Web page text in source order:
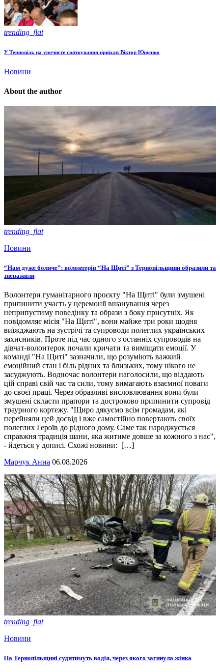
trending_flat
У Тернопіль на урочисте святкування приїхав Віктор Ющенко
Новини
About the author
trending_flat
Новини
“Нам дуже боляче”: волонтерів “На Щиті” з Тернопільщини образили та
зневажили
Волонтери гуманітарного проєкту "На Щиті" були змушені
припинити участь у церемонії вшанування через
неприпустиму поведінку та образи з боку присутніх. Як
повідомляє місія "На Щиті", вони майже три роки щодня
виїжджають на зустрічі та супроводи полеглих українських
захисників. Проте під час одного з останніх супроводів на
дівчат-волонтерок почали кричати та виміщати емоції. У
команді "На Щиті" зазначили, що розуміють важкий
емоційний стан і біль рідних та близьких, тому нікого не
засуджують. Водночас волонтери наголосили, що віддають
цій справі свій час та сили, тому вимагають взаємної поваги
до своєї праці. Через образливі висловлювання вони були
змушені скласти прапори та достроково припинити супровід
траурного кортежу. "Щиро дякуємо всім громадам, які
перейняли цей досвід і вже самостійно повертають своїх
полеглих Героїв до рідного дому. Саме так народжується
справжня традиція шани, яка житиме довше за кожного з нас",
- йдеться у дописі. Схожі новини: […]
Марчук Анна 06.08.2026
trending_flat
Новини
На Тернопільщині судитимуть водія, через якого загинула жінка